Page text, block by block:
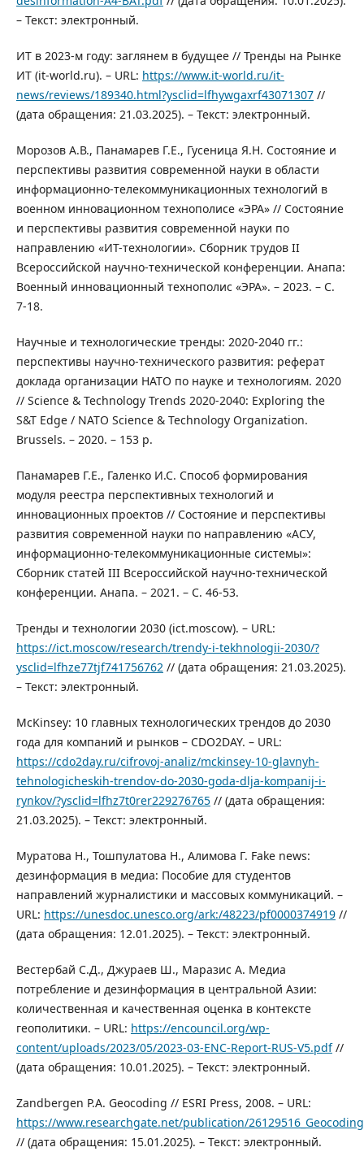
– Текст: электронный.
ИТ в 2023-м году: заглянем в будущее // Тренды на Рынке
ИТ (it-world.ru). – URL: https://www.it-world.ru/it-
news/reviews/189340.html?ysclid=lfhywgaxrf43071307//
(дата обращения: 21.03.2025). – Текст: электронный.
Морозов А.В., Панамарев Г.Е., Гусеница Я.Н. Состояние и
перспективы развития современной науки в области
информационно-телекоммуникационных технологий в
военном инновационном технополисе «ЭРА» // Состояние
и перспективы развития современной науки по
направлению «ИТ-технологии». Сборник трудов II
Всероссийской научно-технической конференции. Анапа:
Военный инновационный технополис «ЭРА». – 2023. – С.
7-18.
Научные и технологические тренды: 2020-2040 гг.:
перспективы научно-технического развития: реферат
доклада организации НАТО по науке и технологиям. 2020
// Science & Technology Trends 2020-2040: Exploring the
S&T Edge / NATO Science & Technology Organization.
Brussels. – 2020. – 153 p.
Панамарев Г.Е., Галенко И.С. Способ формирования
модуля реестра перспективных технологий и
инновационных проектов // Состояние и перспективы
развития современной науки по направлению «АСУ,
информационно-телекоммуникационные системы»:
Сборник статей III Всероссийской научно-технической
конференции. Анапа. – 2021. – С. 46-53.
Тренды и технологии 2030 (ict.moscow). – URL:
https://ict.moscow/research/trendy-i-tekhnologii-2030/?
ysclid=lfhze77tjf741756762// (дата обращения: 21.03.2025).
– Текст: электронный.
McKinsey: 10 главных технологических трендов до 2030
года для компаний и рынков – CDO2DAY. – URL:
https://cdo2day.ru/cifrovoj-analiz/mckinsey-10-glavnyh-
tehnologicheskih-trendov-do-2030-goda-dlja-kompanij-i-
rynkov/?ysclid=lfhz7t0rer229276765// (дата обращения:
21.03.2025). – Текст: электронный.
Муратова Н., Тошпулатова Н., Алимова Г. Fake news:
дезинформация в медиа: Пособие для студентов
направлений журналистики и массовых коммуникаций. –
URL: https://unesdoc.unesco.org/ark:/48223/pf0000374919//
(дата обращения: 12.01.2025). – Текст: электронный.
Вестербай С.Д., Джураев Ш., Маразис А. Медиа
потребление и дезинформация в центральной Азии:
количественная и качественная оценка в контексте
геополитики. – URL: https://encouncil.org/wp-
content/uploads/2023/05/2023-03-ENC-Report-RUS-V5.pdf//
(дата обращения: 10.01.2025). – Текст: электронный.
Zandbergen P.A. Geocoding // ESRI Press, 2008. – URL:
https://www.researchgate.net/publication/
// (дата обращения: 15.01.2025). – Текст: электронный.